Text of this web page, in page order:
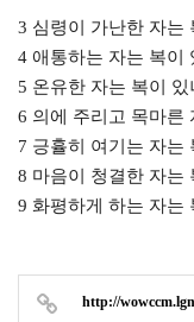
3 심령이 가난한 자는
4 애통하는 자는 복이
5 온유한 자는 복이
6 의에 주리고 목마른
7 긍휼히 여기는 자는
8 마음이 청결한 자는
9 화평하게 하는 자는
http://